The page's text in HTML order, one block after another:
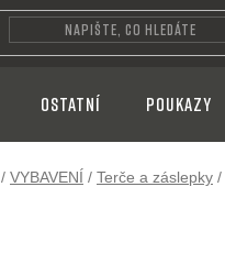
OSTATNÍ POUKAZY
Domů
/ VYBAVENÍ / Terče a záslepky /